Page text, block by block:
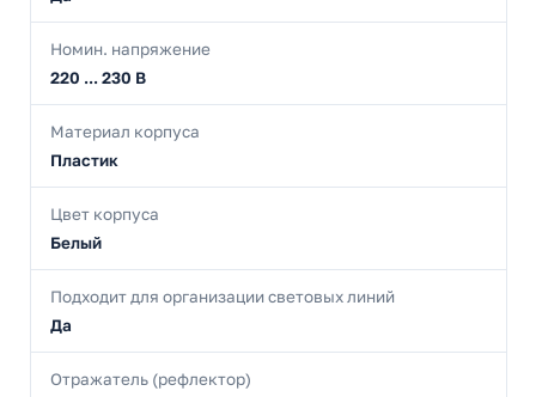
Номин. напряжение
220 ... 230 В
Материал корпуса
Пластик
Цвет корпуса
Белый
Подходит для организации световых линий
Да
Отражатель (рефлектор)